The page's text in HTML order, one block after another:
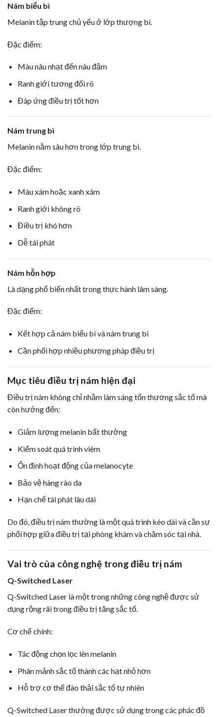
Nám biểu bì
Melanin tập trung chủ yếu ở lớp thượng bì.
Đặc điểm:
Màu nâu nhạt đến nâu đậm
Ranh giới tương đối rõ
Đáp ứng điều trị tốt hơn
Nám trung bì
Melanin nằm sâu hơn trong lớp trung bì.
Đặc điểm:
Màu xám hoặc xanh xám
Ranh giới không rõ
Điều trị khó hơn
Dễ tái phát
Nám hỗn hợp
Là dạng phổ biến nhất trong thực hành lâm sàng.
Đặc điểm:
Kết hợp cả nám biểu bì và nám trung bì
Cần phối hợp nhiều phương pháp điều trị
Mục tiêu điều trị nám hiện đại
Điều trị nám không chỉ nhằm làm sáng tổn thương sắc tố mà
còn hướng đến:
Giảm lượng melanin bất thường
Kiểm soát quá trình viêm
Ổn định hoạt động của melanocyte
Bảo vệ hàng rào da
Hạn chế tái phát lâu dài
Do đó, điều trị nám thường là một quá trình kéo dài và cần sự
phối hợp giữa điều trị tại phòng khám và chăm sóc tại nhà.
Vai trò của công nghệ trong điều trị nám
Q-Switched Laser
Q-Switched Laser là một trong những công nghệ được sử
dụng rộng rãi trong điều trị tăng sắc tố.
Cơ chế chính:
Tác động chọn lọc lên melanin
Phân mảnh sắc tố thành các hạt nhỏ hơn
Hỗ trợ cơ thể đào thải sắc tố tự nhiên
Q-Switched Laser thường được sử dụng trong các phác đồ